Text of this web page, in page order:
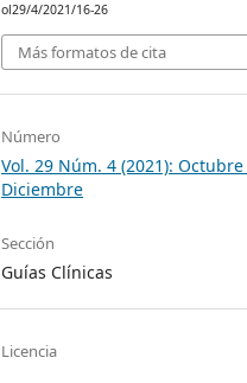
ol29/4/2021/16-26
Más formatos de cita
Número
Vol. 29 Núm. 4 (2021): Octubre
Diciembre
Sección
Guías Clínicas
Licencia